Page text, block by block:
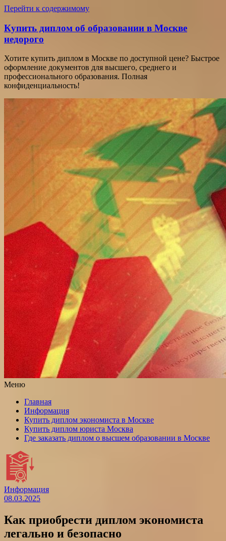
Перейти к содержимому
Купить диплом об образовании в Москве
недорого
Хотите купить диплом в Москве по доступной цене? Быстрое
оформление документов для высшего, среднего и
профессионального образования. Полная
конфиденциальность!
Меню
Главная
Информация
Купить диплом экономиста в Москве
Купить диплом юриста Москва
Где заказать диплом о высшем образовании в Москве
Информация
08.03.2025
Как приобрести диплом экономиста
легально и безопасно